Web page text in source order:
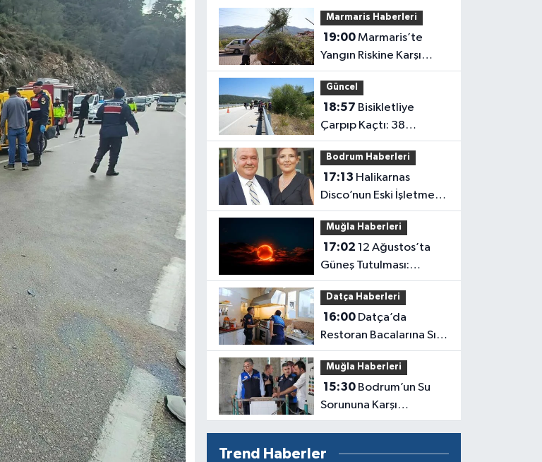
Marmaris Haberleri
19:00Marmaris’te
Yangın Riskine Karşı
Beldibi’nde Temizlik
Seferberliği
Güncel
18:57
Çarpıp Kaçtı: 38
Yaşındaki Sürücü
Hayatını Kaybetti
Bodrum Haberleri
17:13
Disco’nun Eski İşletme
Müdürü Zafer Çetinel
Hayatını Kaybetti
Muğla Haberleri
17:02
Güneş Tutulması:
Muğla’dan Görülecek
mi?
Datça Haberleri
16:00Datça’da
Restoran Bacalarına Sıkı
Denetim
Muğla Haberleri
15:30Bodrum’un Su
Sorununa Karşı
Yatırımlar Sürüyor
Trend Haberler